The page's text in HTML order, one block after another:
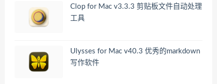
Clop for Mac v3.3.3 剪贴板文件自动处理
工具
Ulysses for Mac v40.3 优秀的markdown
写作软件